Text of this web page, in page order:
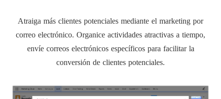
Atraiga más clientes potenciales mediante el marketing por
correo electrónico. Organice actividades atractivas a tiempo,
envíe correos electrónicos específicos para facilitar la
conversión de clientes potenciales.